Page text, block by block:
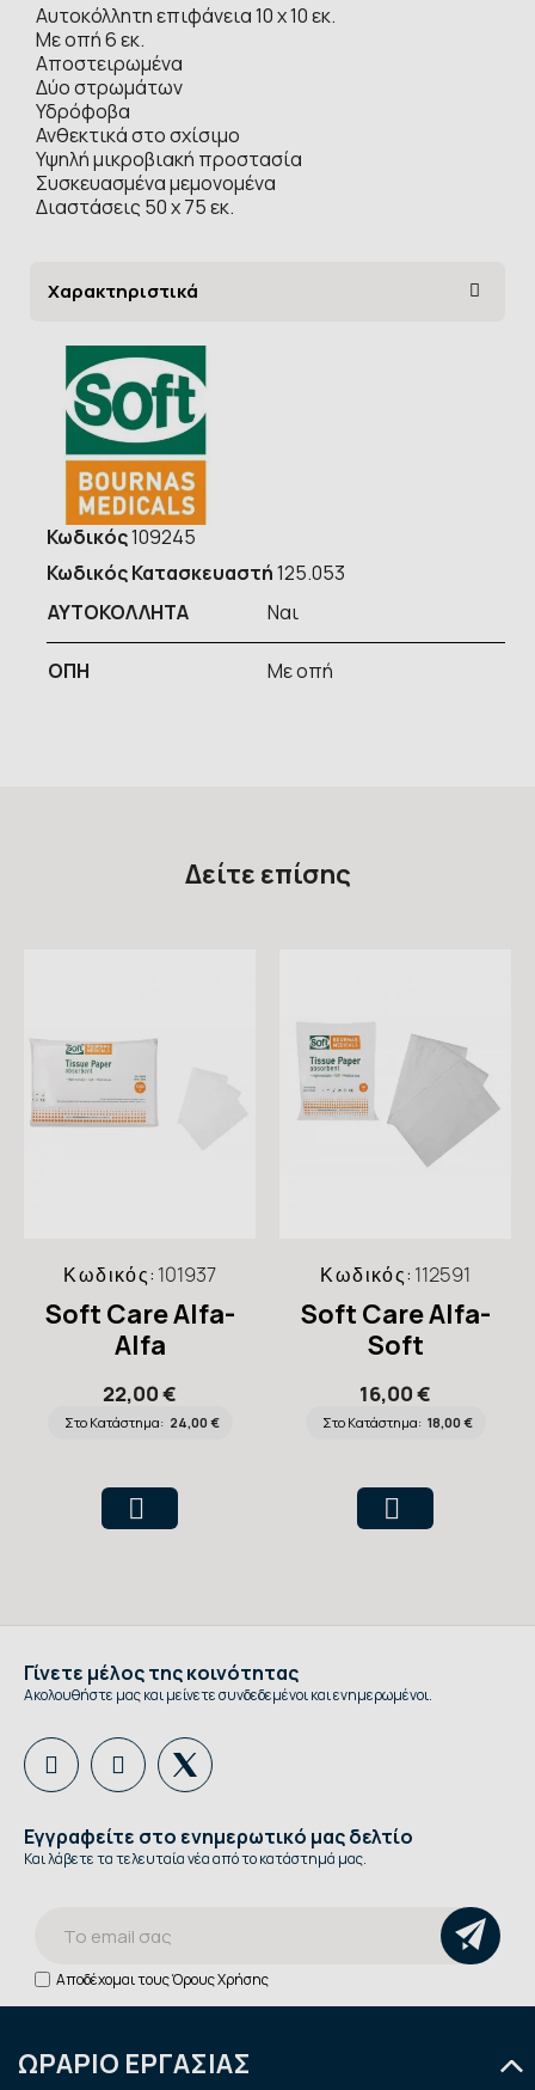
Αυτοκόλλητη επιφάνεια 10 x 10 εκ.
Με οπή 6 εκ.
Αποστειρωμένα
Δύο στρωμάτων
Υδρόφοβα
Ανθεκτικά στο σχίσιμο
Υψηλή μικροβιακή προστασία
Συσκευασμένα μεμονομένα
Διαστάσεις 50 x 75 εκ.
Χαρακτηριστικά
Κωδικός109245
Κωδικός Κατασκευαστή125.053
ΑΥΤΟΚΟΛΛΗΤΑ
Ναι
ΟΠΗ Με οπή
Δείτε επίσης
Κωδικός: 101937
Soft Care Alfa-
Alfa
Χαρτοβάμβακας
Λευκότητας 86%
5kg Αδίπλωτος
22,00 €
Στο Κατάστημα: 24,00 €
Κωδικός: 112591
Soft Care Alfa-
Soft
Χαρτοβάμβακας
Λευκότητας 55%
5kg Αδίπλωτος
16,00 €
Στο Κατάστημα: 18,00 €
Γίνετε μέλος της κοινότητας
Ακολουθήστε μας και μείνετε συνδεδεμένοι και ενημερωμένοι.
Εγγραφείτε στο ενημερωτικό μας δελτίο
Και λάβετε τα τελευταία νέα από το κατάστημά μας.
Αποδέχομαι τουςΌρους Χρήσης
ΩΡΑΡΙΟ ΕΡΓΑΣΙΑΣ